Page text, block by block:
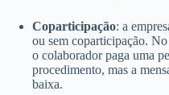
Coparticipação: a
ou sem coparticipação.
o colaborador paga uma
procedimento, mas a
baixa.